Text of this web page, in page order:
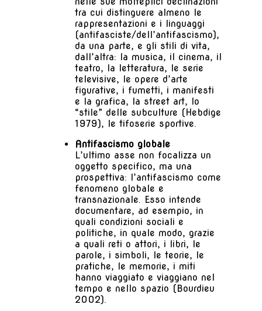
tra cui distinguere almeno le
rappresentazioni e i linguaggi
(antifasciste/dell’antifascismo),
da una parte, e gli stili di vita,
dall’altra: la musica, il cinema, il
teatro, la letteratura, le serie
televisive, le opere d’arte
figurative, i fumetti, i manifesti
e la grafica, la street art, lo
“stile” delle subculture (Hebdige
1979), le tifoserie sportive.
Antifascismo globale
L’ultimo asse non focalizza un
oggetto specifico, ma una
prospettiva: l’antifascismo come
fenomeno globale e
transnazionale. Esso intende
documentare, ad esempio, in
quali condizioni sociali e
politiche, in quale modo, grazie
a quali reti o attori, i libri, le
parole, i simboli, le teorie, le
pratiche, le memorie, i miti
hanno viaggiato e viaggiano nel
tempo e nello spazio (Bourdieu
2002).